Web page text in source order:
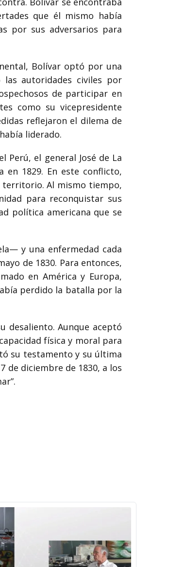
que él mismo había
por sus adversarios para
Bolívar optó por una
autoridades civiles por
de participar en
como su vicepresidente
reflejaron el dilema de
liderado.
el general José de La
en 1829. En este conflicto,
territorio. Al mismo tiempo,
para reconquistar sus
política americana que se
y una enfermedad cada
de 1830. Para entonces,
en América y Europa,
perdido la batalla por la
desaliento. Aunque aceptó
física y moral para
su testamento y su última
de diciembre de 1830, a los